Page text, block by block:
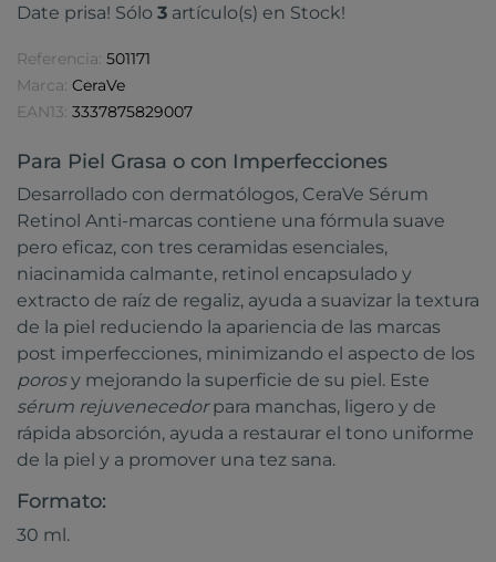
Date prisa! Sólo 3 artículo(s) en Stock!
Referencia: 501171
Marca: CeraVe
EAN13: 3337875829007
Para Piel Grasa o con Imperfecciones
Desarrollado con dermatólogos, CeraVe Sérum
Retinol Anti-marcas contiene una fórmula suave
pero eficaz, con tres ceramidas esenciales,
niacinamida calmante, retinol encapsulado y
extracto de raíz de regaliz, ayuda a suavizar la textura
de la piel reduciendo la apariencia de las marcas
post imperfecciones, minimizando el aspecto de los
porosy mejorando la superficie de su piel. Este
sérum rejuvenecedorpara manchas, ligero y de
rápida absorción, ayuda a restaurar el tono uniforme
de la piel y a promover una tez sana.
Formato:
30 ml.